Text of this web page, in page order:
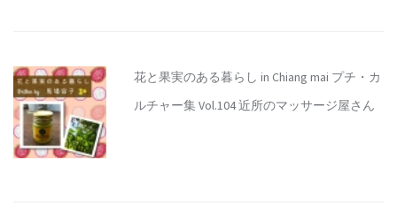
花と果実のある暮らし in Chiang mai プチ・カ
ルチャー集 Vol.104 近所のマッサージ屋さん